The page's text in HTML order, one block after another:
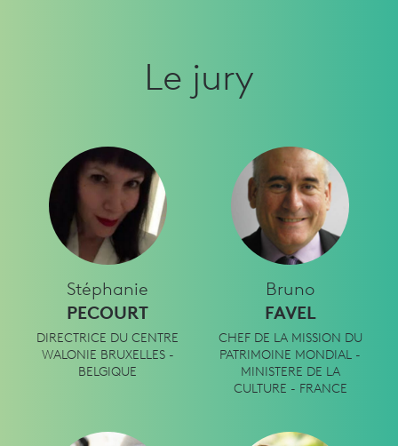
Le jury
Stéphanie
PECOURT
DIRECTRICE DU CENTRE
WALONIE BRUXELLES -
BELGIQUE
Bruno
FAVEL
CHEF DE LA MISSION DU
PATRIMOINE MONDIAL -
MINISTERE DE LA
CULTURE - FRANCE